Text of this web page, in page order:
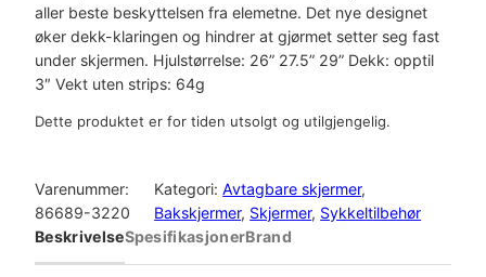
aller beste beskyttelsen fra elemetne. Det nye designet
øker dekk-klaringen og hindrer at gjørmet setter seg fast
under skjermen. Hjulstørrelse: 26” 27.5” 29” Dekk: opptil
3″ Vekt uten strips: 64g
Dette produktet er for tiden utsolgt og utilgjengelig.
Varenummer:
86689-3220
Kategori:Avtagbare skjermer
Bakskjermer, Skjermer, Sykkeltilbehør
BeskrivelseSpesifikasjonerBrand